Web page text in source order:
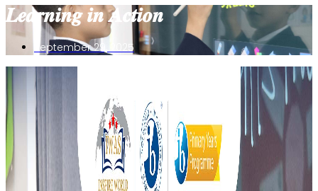
𝑳𝒆𝒂𝒓𝒏𝒊𝒏𝒈 𝒊𝒏 𝑨𝒄𝒕𝒊𝒐𝒏
September 29, 2025